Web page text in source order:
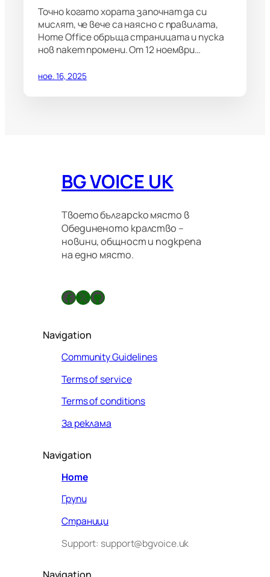
Точно когато хората започнат да си
мислят, че вече са наясно с правилата,
Home Office обръща страницата и пуска
нов пакет промени. От 12 ноември…
ное. 16, 2025
BG VOICE UK
Твоето българско място в
Обединеното кралство –
новини, общност и подкрепа
на едно място.
Facebook X GitHub
Navigation
Community Guidelines
Terms of service
Terms of conditions
За реклама
Navigation
Home
Групи
Страници
Support: support@bgvoice.uk